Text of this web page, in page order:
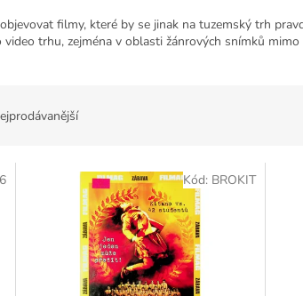
filmy, které by se jinak na tuzemský trh
trhu, zejména v oblasti žánrových snímků
Kód: BROKIT